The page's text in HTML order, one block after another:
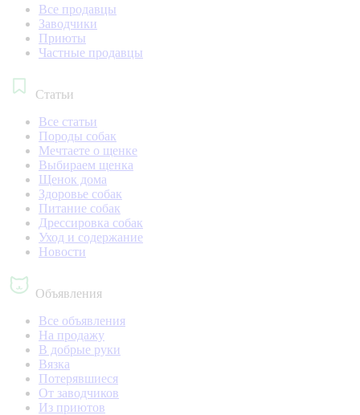
Все продавцы
Заводчики
Приюты
Частные продавцы
Статьи
Все статьи
Породы собак
Мечтаете о щенке
Выбираем щенка
Щенок дома
Здоровье собак
Питание собак
Дрессировка собак
Уход и содержание
Новости
Объявления
Все объявления
На продажу
В добрые руки
Вязка
Потерявшиеся
От заводчиков
Из приютов